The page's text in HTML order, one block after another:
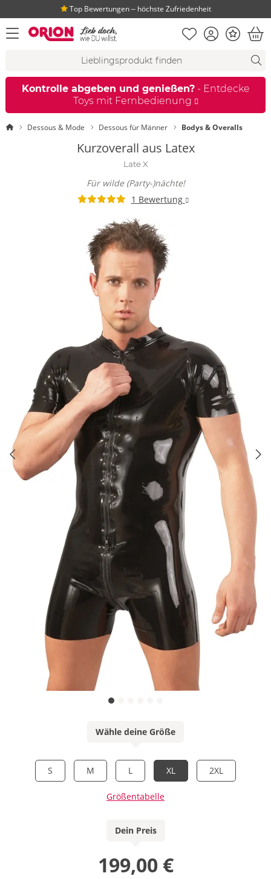
Top Bewertungen ‒ höchste Zufriedenheit
Menü öffnen Merkliste
KontoBonus
Kontrolle abgeben und genießen?- Entdecke
Toys mit Fernbedienung
StartseiteDessous & Mode Dessous für Männer Bodys & Overalls
Kurzoverall aus Latex
Late X
Für wilde (Party-)nächte!
1 Bewertung
Wähle deine Größe
S M L XL 2XL
Größentabelle
Dein Preis
199,00 €